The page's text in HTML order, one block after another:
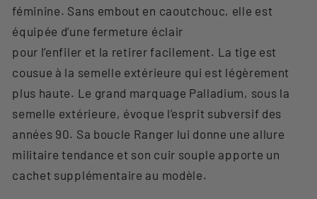
féminine. Sans embout en caoutchouc, elle est
équipée d’une fermeture éclair
pour l’enfiler et la retirer facilement. La tige est
cousue à la semelle extérieure qui est légèrement
plus haute. Le grand marquage Palladium, sous la
semelle extérieure, évoque l’esprit subversif des
années 90. Sa boucle Ranger lui donne une allure
militaire tendance et son cuir souple apporte un
cachet supplémentaire au modèle.